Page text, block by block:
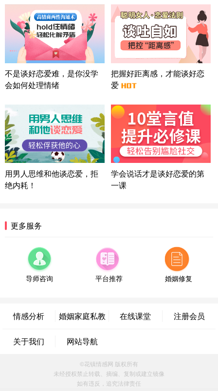
情感方案
北京-朝阳 151****3189
22分钟前
微信用户 巧?媚儿 通过此页面咨询，已获得专属情感
方案
上海-浦东 177****9074
56分钟前
微信用户 Liberty 通过此页面咨询，已获得专属情感
方案
广东-广州 188****5632
湖北-武汉 135****7410
41分钟前
微信用户 困困魚? 通过此页面咨询，已获得专属情感
方案
陕西-西安 139****6283
3分钟前
情感方案
浙江-宁波 150****8921
福建-厦门 159****4462
53分钟前
微信用户 凌乱小羊 通过此页面咨询，已获得专属情
辽宁-大连 176****2843
39分钟前
属情感方案
微信用户 墨笙 通过此页面咨询，已获得专属情感方
案
江苏-苏州 188****5187
不是谈好恋爱难，是你没学
会如何处理情绪
把握好距离感，才能谈好恋
爱
用男人思维和他谈恋爱，拒
绝内耗！
学会说话才是谈好恋爱的第
一课
更多服务
导师咨询 平台推荐 婚姻修复
情感分析 婚姻家庭私教 在线课堂 注册会员
关于我们 网站导航
©花镇情感网 版权所有
未经授权禁止转载、摘编、复制或建立镜像
如有违反，追究法律责任